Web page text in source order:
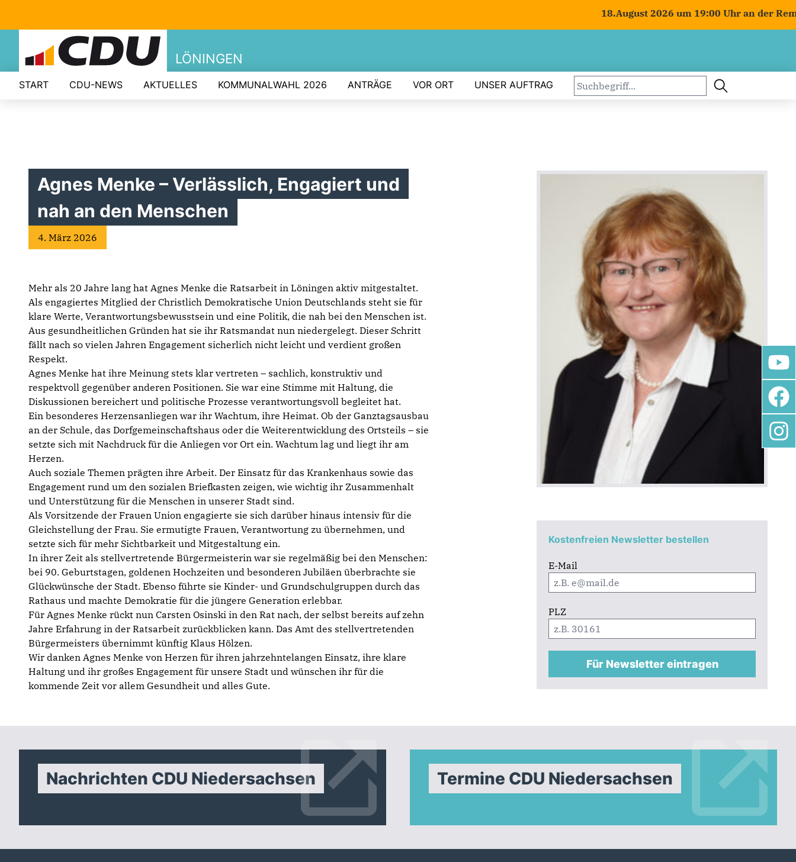
18.August 2026 um 19:00 Uhr an der
LÖNINGEN
START CDU-NEWS AKTUELLES KOMMUNALWAHL 2026 ANTRÄGE VOR ORT UNSER AUFTRAG
Kostenfreien Newsletter bestellen
E-Mail
PLZ
Für Newsletter eintragen
Agnes Menke – Verlässlich, Engagiert und
nah an den Menschen
4. März 2026
Mehr als 20 Jahre lang hat Agnes Menke die Ratsarbeit in Löningen aktiv mitgestaltet.
Als engagiertes Mitglied der Christlich Demokratische Union Deutschlands steht sie für
klare Werte, Verantwortungsbewusstsein und eine Politik, die nah bei den Menschen ist.
Aus gesundheitlichen Gründen hat sie ihr Ratsmandat nun niedergelegt. Dieser Schritt
fällt nach so vielen Jahren Engagement sicherlich nicht leicht und verdient großen
Respekt.
Agnes Menke hat ihre Meinung stets klar vertreten – sachlich, konstruktiv und
respektvoll gegenüber anderen Positionen. Sie war eine Stimme mit Haltung, die
Diskussionen bereichert und politische Prozesse verantwortungsvoll begleitet hat.
Ein besonderes Herzensanliegen war ihr Wachtum, ihre Heimat. Ob der Ganztagsausbau
an der Schule, das Dorfgemeinschaftshaus oder die Weiterentwicklung des Ortsteils – sie
setzte sich mit Nachdruck für die Anliegen vor Ort ein. Wachtum lag und liegt ihr am
Herzen.
Auch soziale Themen prägten ihre Arbeit. Der Einsatz für das Krankenhaus sowie das
Engagement rund um den sozialen Briefkasten zeigen, wie wichtig ihr Zusammenhalt
und Unterstützung für die Menschen in unserer Stadt sind.
Als Vorsitzende der Frauen Union engagierte sie sich darüber hinaus intensiv für die
Gleichstellung der Frau. Sie ermutigte Frauen, Verantwortung zu übernehmen, und
setzte sich für mehr Sichtbarkeit und Mitgestaltung ein.
In ihrer Zeit als stellvertretende Bürgermeisterin war sie regelmäßig bei den Menschen:
bei 90. Geburtstagen, goldenen Hochzeiten und besonderen Jubiläen überbrachte sie
Glückwünsche der Stadt. Ebenso führte sie Kinder- und Grundschulgruppen durch das
Rathaus und machte Demokratie für die jüngere Generation erlebbar.
Für Agnes Menke rückt nun Carsten Osinski in den Rat nach, der selbst bereits auf zehn
Jahre Erfahrung in der Ratsarbeit zurückblicken kann. Das Amt des stellvertretenden
Bürgermeisters übernimmt künftig Klaus Hölzen.
Wir danken Agnes Menke von Herzen für ihren jahrzehntelangen Einsatz, ihre klare
Haltung und ihr großes Engagement für unsere Stadt und wünschen ihr für die
kommende Zeit vor allem Gesundheit und alles Gute.
Nachrichten CDU Niedersachsen Termine CDU Niedersachsen